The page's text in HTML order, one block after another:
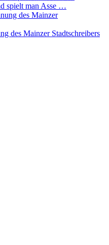
spielt man Asse …
des Mainzer Stadtschreibers